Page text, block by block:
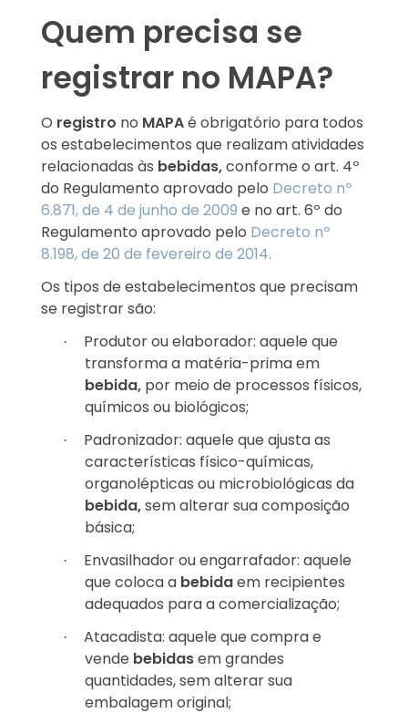
Quem precisa se
registrar no MAPA?
O registro no MAPAé obrigatório para todos
os estabelecimentos que realizam atividades
relacionadas às bebidas,conforme o art. 4º
do Regulamento aprovado pelo Decreto nº
6.871, de 4 de junho de 2009 e no art. 6º do
Regulamento aprovado pelo Decreto nº
8.198, de 20 de fevereiro de 2014.
Os tipos de estabelecimentos que precisam
se registrar são:
·
Produtor ou elaborador: aquele que
transforma a matéria-prima em
bebida, por meio de processos físicos,
químicos ou biológicos;
·
Padronizador: aquele que ajusta as
características físico-químicas,
organolépticas ou microbiológicas da
bebida,sem alterar sua composição
básica;
·
Envasilhador ou engarrafador: aquele
que coloca a bebidaem recipientes
adequados para a comercialização;
·
Atacadista: aquele que compra e
vende bebidasem grandes
quantidades, sem alterar sua
embalagem original;